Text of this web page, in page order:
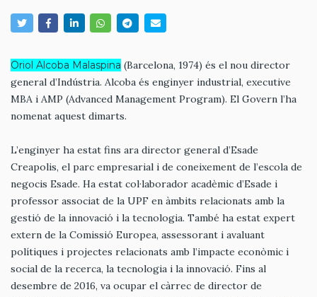
Oriol Alcoba Malaspina (Barcelona, 1974) és el nou director
general d’Indústria. Alcoba és enginyer industrial, executive
MBA i AMP (Advanced Management Program). El Govern l’ha
nomenat aquest dimarts.
L’enginyer ha estat fins ara director general d’Esade
Creapolis, el parc empresarial i de coneixement de l’escola de
negocis Esade. Ha estat col·laborador acadèmic d’Esade i
professor associat de la UPF en àmbits relacionats amb la
gestió de la innovació i la tecnologia. També ha estat expert
extern de la Comissió Europea, assessorant i avaluant
polítiques i projectes relacionats amb l’impacte econòmic i
social de la recerca, la tecnologia i la innovació. Fins al
desembre de 2016, va ocupar el càrrec de director de